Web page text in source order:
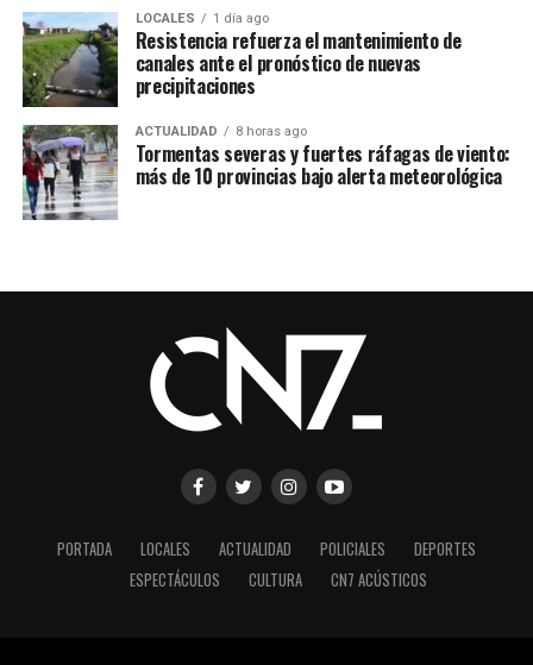
LOCALES 1 día ago
Resistencia refuerza el mantenimiento de
canales ante el pronóstico de nuevas
precipitaciones
ACTUALIDAD 8 horas ago
Tormentas severas y fuertes ráfagas de viento:
más de 10 provincias bajo alerta meteorológica
PORTADA LOCALES ACTUALIDAD POLICIALES
DEPORTES
ESPECTÁCULOS
CULTURA CN7 ACÚSTICOS